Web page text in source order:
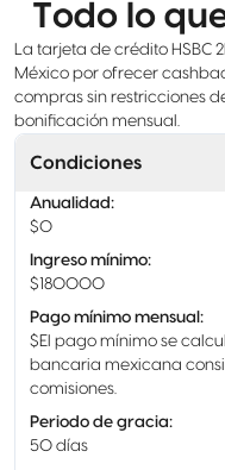
Todo lo
La tarjeta de crédito HSBC
México por ofrecer
compras sin restricciones
bonificación mensual.
Condiciones
Anualidad:
$0
Ingreso mínimo:
$180000
Pago mínimo mensual :
$El pago mínimo se
bancaria mexicana
comisiones.
Periodo de gracia:
50 días